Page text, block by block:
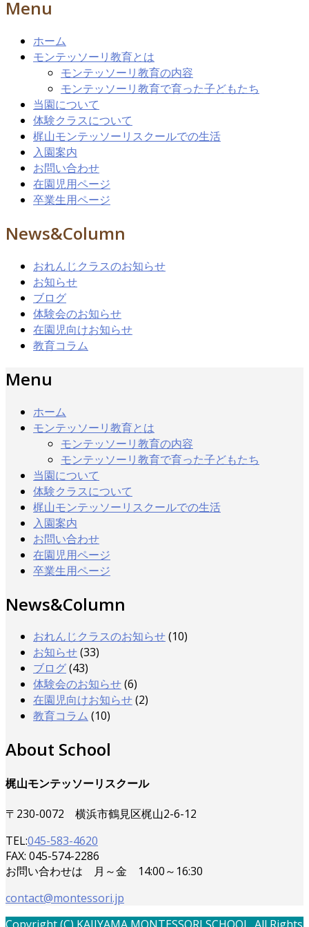
Menu
ホーム
モンテッソーリ教育とは
モンテッソーリ教育の内容
モンテッソーリ教育で育った子どもたち
当園について
体験クラスについて
梶山モンテッソーリスクールでの生活
入園案内
お問い合わせ
在園児用ページ
卒業生用ページ
News&Column
おれんじクラスのお知らせ
お知らせ
ブログ
体験会のお知らせ
在園児向けお知らせ
教育コラム
Menu
ホーム
モンテッソーリ教育とは
モンテッソーリ教育の内容
モンテッソーリ教育で育った子どもたち
当園について
体験クラスについて
梶山モンテッソーリスクールでの生活
入園案内
お問い合わせ
在園児用ページ
卒業生用ページ
News&Column
おれんじクラスのお知らせ(10)
お知らせ(33)
ブログ(43)
体験会のお知らせ(6)
在園児向けお知らせ(2)
教育コラム (10)
About School
梶山モンテッソーリスクール
〒230-0072 横浜市鶴見区梶山2-6-12
TEL:045-583-4620
FAX: 045-574-2286
お問い合わせは 月～金 14:00～16:30
contact@montessori.jp